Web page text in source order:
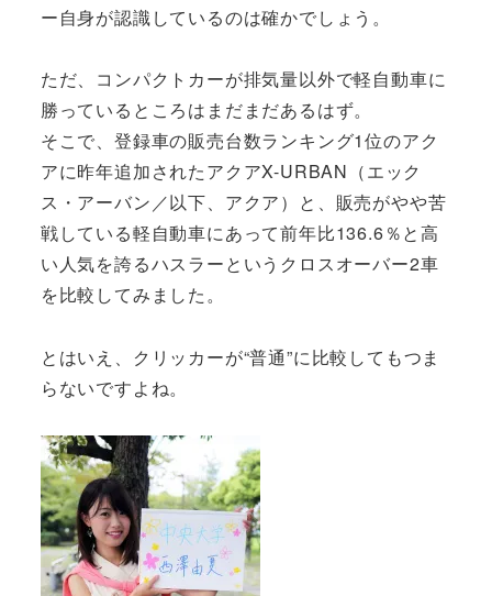
ー自身が認識しているのは確かでしょう。
ただ、コンパクトカーが排気量以外で軽自動車に
勝っているところはまだまだあるはず。
そこで、登録車の販売台数ランキング1位のアク
アに昨年追加されたアクアX-URBAN（エック
ス・アーバン／以下、アクア）と、販売がやや苦
戦している軽自動車にあって前年比136.6％と高
い人気を誇るハスラーというクロスオーバー2車
を比較してみました。
とはいえ、クリッカーが“普通”に比較してもつま
らないですよね。